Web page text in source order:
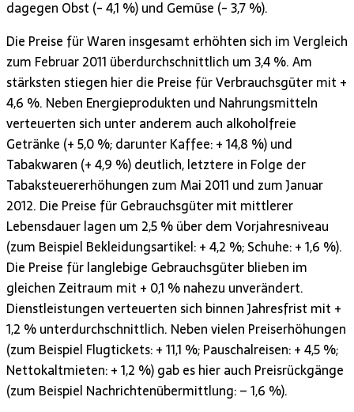
dagegen Obst (- 4,1 %) und Gemüse (- 3,7 %).
Die Preise für Waren insgesamt erhöhten sich im Vergleich
zum Februar 2011 überdurchschnittlich um 3,4 %. Am
stärksten stiegen hier die Preise für Verbrauchsgüter mit +
4,6 %. Neben Energieprodukten und Nahrungsmitteln
verteuerten sich unter anderem auch alkoholfreie
Getränke (+ 5,0 %; darunter Kaffee: + 14,8 %) und
Tabakwaren (+ 4,9 %) deutlich, letztere in Folge der
Tabaksteuererhöhungen zum Mai 2011 und zum Januar
2012. Die Preise für Gebrauchsgüter mit mittlerer
Lebensdauer lagen um 2,5 % über dem Vorjahresniveau
(zum Beispiel Bekleidungsartikel: + 4,2 %; Schuhe: + 1,6 %).
Die Preise für langlebige Gebrauchsgüter blieben im
gleichen Zeitraum mit + 0,1 % nahezu unverändert.
Dienstleistungen verteuerten sich binnen Jahresfrist mit +
1,2 % unterdurchschnittlich. Neben vielen Preiserhöhungen
(zum Beispiel Flugtickets: + 11,1 %; Pauschalreisen: + 4,5 %;
Nettokaltmieten: + 1,2 %) gab es hier auch Preisrückgänge
(zum Beispiel Nachrichtenübermittlung: – 1,6 %).